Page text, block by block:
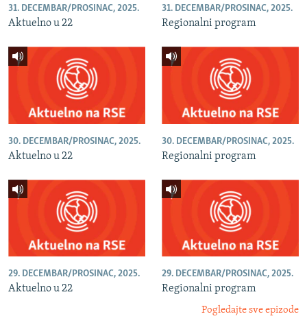
31. DECEMBAR/PROSINAC, 2025.
Aktuelno u 22
31. DECEMBAR/PROSINAC, 2025.
Regionalni program
30. DECEMBAR/PROSINAC, 2025.
Aktuelno u 22
30. DECEMBAR/PROSINAC, 2025.
Regionalni program
29. DECEMBAR/PROSINAC, 2025.
Aktuelno u 22
29. DECEMBAR/PROSINAC, 2025.
Regionalni program
Pogledajte sve epizode